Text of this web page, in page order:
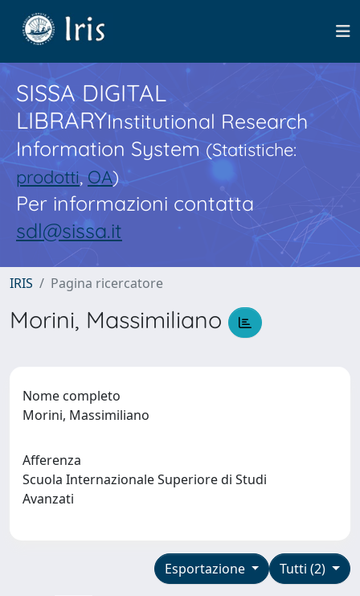
SISSA DIGITAL
LIBRARYInstitutional Research
Information System(Statistiche:
prodotti,OA)
Per informazioni contatta
sdl@sissa.it
IRIS Pagina ricercatore
Morini, Massimiliano
Nome completo
Morini, Massimiliano
Afferenza
Scuola Internazionale Superiore di Studi
Avanzati
Tutti (2)
Esportazione